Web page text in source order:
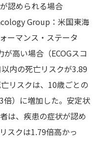
認められる場合
Group：米国東海
ーマンス・ステータ
高い場合（ECOGスコ
内の死亡リスクが3.89
リスクは、10歳ごとの
倍）に増加した。安定状
は、疾患の症状が認め
スクは1.79倍高かっ